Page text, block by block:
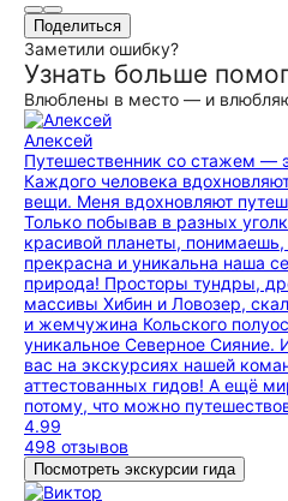
Поделиться
Заметили ошибку?
Узнать больше
Влюблены в место — и
Алексей
Путешественник со стажем —
Каждого человека
вещи. Меня вдохновляют
Только побывав в разных
красивой планеты, понимаешь,
прекрасна и уникальна наша
природа! Просторы тундры,
массивы Хибин и Ловозер,
и жемчужина Кольского
уникальное Северное Сияние.
вас на экскурсиях нашей
аттестованных гидов! А ещё
потому, что можно
4.99
498 отзывов
Посмотреть экскурсии гида